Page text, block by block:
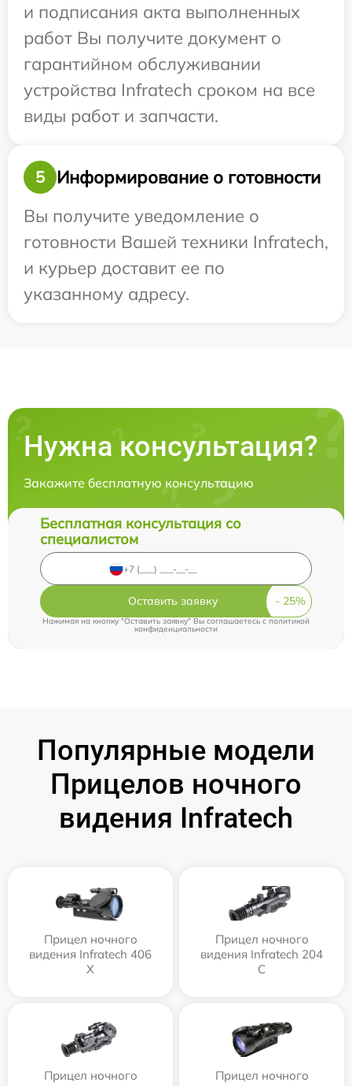
и подписания акта выполненных
работ Вы получите документ о
гарантийном обслуживании
устройства Infratech сроком на все
виды работ и запчасти.
5
Информирование о готовности
Вы получите уведомление о
готовности Вашей техники Infratech,
и курьер доставит ее по
указанному адресу.
Нужна консультация?
Закажите бесплатную консультацию
Бесплатная консультация со
специалистом
Оставить заявку
Нажимая на кнопку "Оставить заявку" Вы соглашаетесь cполитикой
конфиденциальности
Популярные модели
Прицелов ночного
видения Infratech
Прицел ночного
видения Infratech 406
Х
Прицел ночного
видения Infratech 204
С
Прицел ночного
Прицел ночного